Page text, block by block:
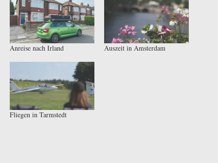
Anreise nach Irland Auszeit in Amsterdam
Fliegen in Tarmstedt